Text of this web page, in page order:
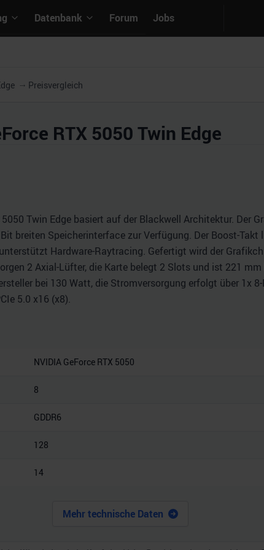
Datenbank Forum Jobs
Preisvergleich
RTX 5050 Twin Edge
Twin Edge basiert auf der Blackwell Architektur. Der
breiten Speicherinterface zur Verfügung. Der Boost-Takt
Hardware-Raytracing. Gefertigt wird der
2 Axial-Lüfter, die Karte belegt 2 Slots und ist 221
bei 130 Watt, die Stromversorgung erfolgt über 1x
5.0 x16 (x8).
NVIDIA GeForce RTX 5050
8
GDDR6
128
14
Mehr technische Daten